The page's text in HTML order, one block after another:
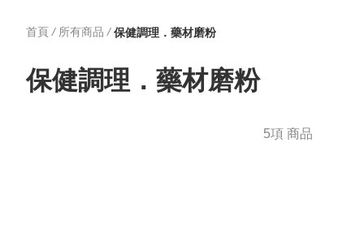
首頁 / 所有商品 / 保健調理．藥材磨粉
保健調理．藥材磨粉
5項 商品